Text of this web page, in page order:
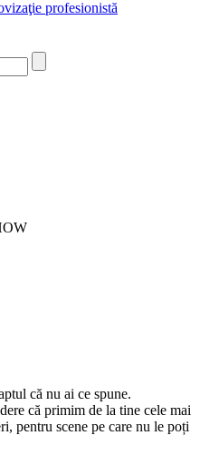
că nu ai ce spune.
că primim de la tine cele mai
pentru scene pe care nu le poți